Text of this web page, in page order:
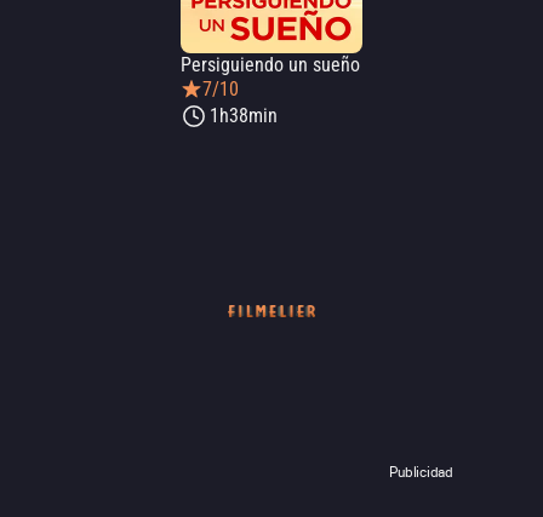
Persiguiendo un sueño
7/10
1h38min
Publicidad